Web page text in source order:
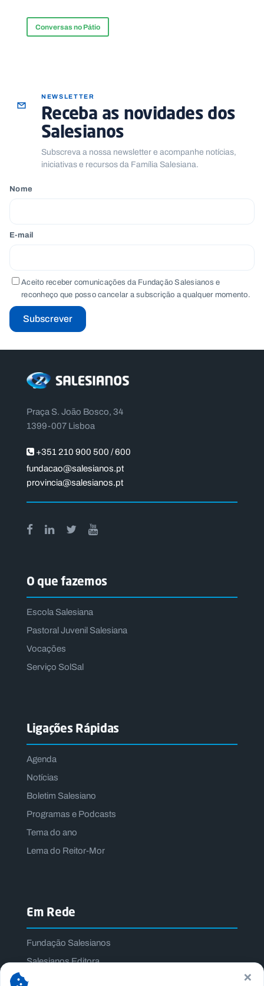
Conversas no Pátio
NEWSLETTER
Receba as novidades dos
Salesianos
Subscreva a nossa newsletter e acompanhe notícias,
iniciativas e recursos da Família Salesiana.
Nome
E-mail
Aceito receber comunicações da Fundação Salesianos e
reconheço que posso cancelar a subscrição a qualquer momento.
Subscrever
Praça S. João Bosco, 34
1399-007 Lisboa
+351 210 900 500 / 600
fundacao@salesianos.pt
provincia@salesianos.pt
O que fazemos
Escola Salesiana
Pastoral Juvenil Salesiana
Vocações
Serviço SolSal
Ligações Rápidas
Agenda
Notícias
Boletim Salesiano
Programas e Podcasts
Tema do ano
Lema do Reitor-Mor
Em Rede
Fundação Salesianos
Salesianos Editora
Família Salesiana
×
n
d
t
a
e
w
s
l
e
tt
e
r